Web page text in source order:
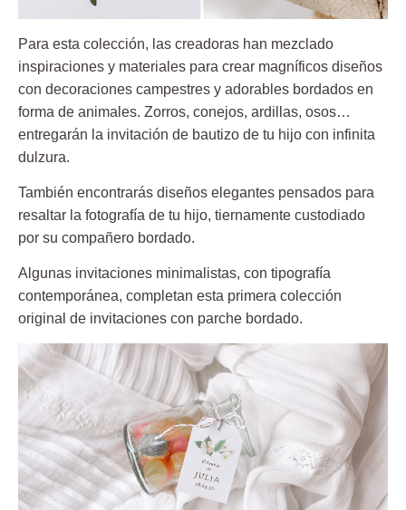
Para esta colección, las creadoras han mezclado
inspiraciones y materiales para crear magníficos diseños
con decoraciones campestres y adorables bordados en
forma de animales. Zorros, conejos, ardillas, osos…
entregarán la invitación de bautizo de tu hijo con infinita
dulzura.
También encontrarás diseños elegantes pensados para
resaltar la fotografía de tu hijo, tiernamente custodiado
por su compañero bordado.
Algunas invitaciones minimalistas, con tipografía
contemporánea, completan esta primera colección
original de invitaciones con parche bordado.